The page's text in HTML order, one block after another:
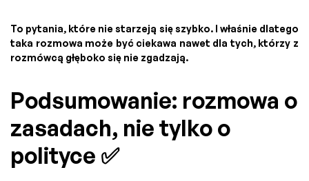
To pytania, które nie starzeją się szybko. I właśnie dlatego
taka rozmowa może być ciekawa nawet dla tych, którzy z
rozmówcą głęboko się nie zgadzają.
Podsumowanie: rozmowa o
zasadach, nie tylko o
polityce ✅